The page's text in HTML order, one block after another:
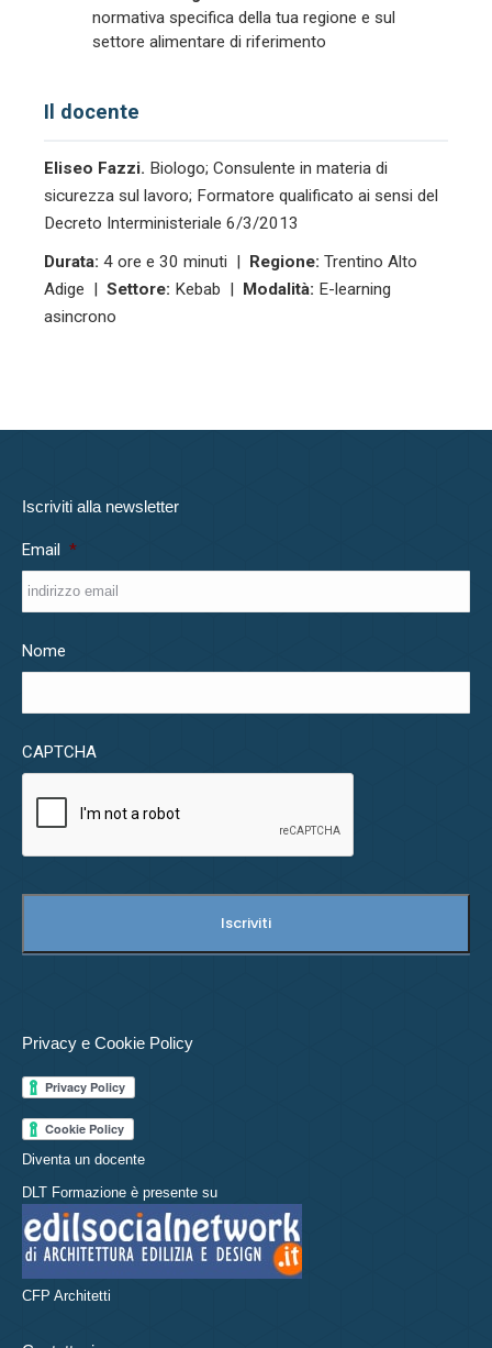
normativa specifica della tua regione e sul
settore alimentare di riferimento
Il docente
Eliseo Fazzi. Biologo; Consulente in materia di
sicurezza sul lavoro; Formatore qualificato ai sensi del
Decreto Interministeriale 6/3/2013
Durata: 4 ore e 30 minuti | Regione: Trentino Alto
Adige | Settore: Kebab | Modalità: E-learning
asincrono
Iscriviti alla newsletter
Email *
Nome
CAPTCHA
Privacy e Cookie Policy
Diventa un docente
DLT Formazione è presente su
CFP Architetti